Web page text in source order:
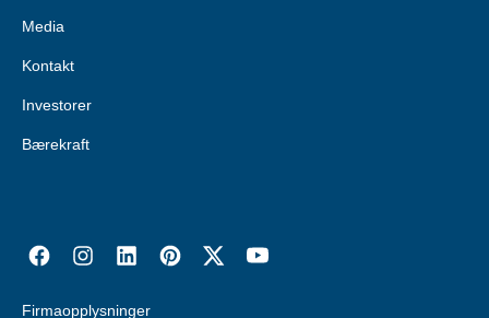
Media
Kontakt
Investorer
Bærekraft
Firmaopplysninger